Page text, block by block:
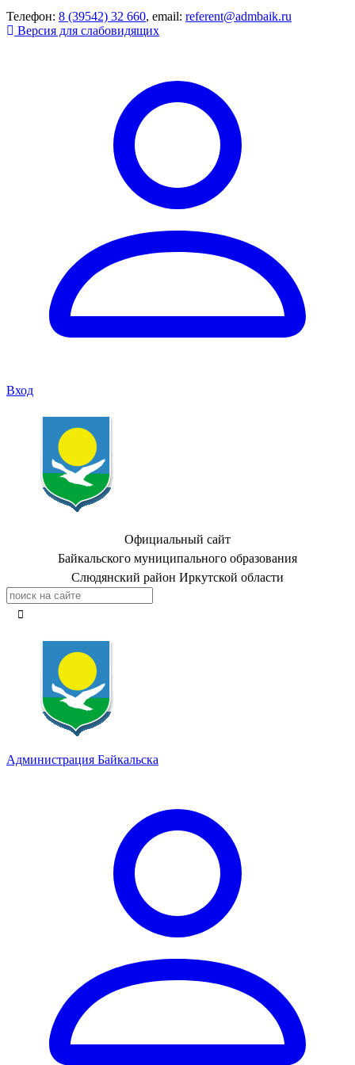
Телефон: 8 (39542) 32 660, email: referent@admbaik.ru
Версия для слабовидящих
Вход
Официальный сайт
Байкальского муниципального образования
Слюдянский район Иркутской области
Администрация Байкальска